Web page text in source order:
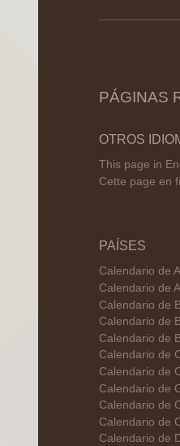
PÁGINAS
OTROS
This page in
Cette page en
PAÍSES
Calendario de
Calendario de
Calendario de
Calendario de
Calendario de
Calendario de
Calendario de
Calendario de
Calendario de
Calendario de
Calendario de